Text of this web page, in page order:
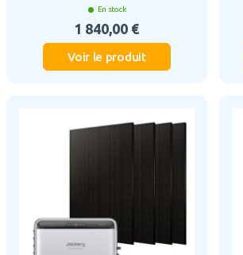
En stock
1 840,00 €
Voir le produit